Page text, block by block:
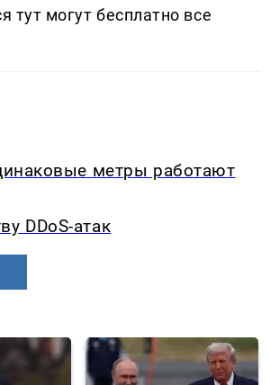
могут бесплатно все
метры работают
DDoS-атак